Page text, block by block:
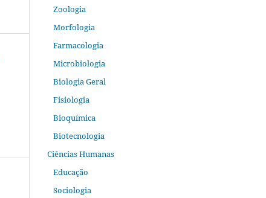
Zoologia
Morfologia
Farmacologia
Microbiologia
Biologia Geral
Fisiologia
Bioquímica
Biotecnologia
Ciências Humanas
Educação
Sociologia